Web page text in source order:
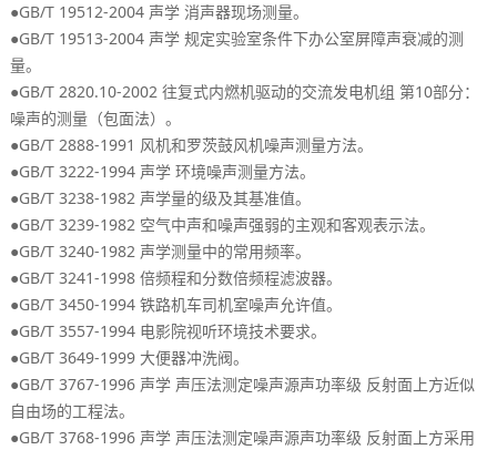
●GB/T 19512-2004 声学 消声器现场测量。
●GB/T 19513-2004 声学 规定实验室条件下办公室屏障声衰减的测
量。
●GB/T 2820.10-2002往复式内燃机驱动的交流发电机组 第10部分：
噪声的测量 （包面法）。
●GB/T 2888-1991 风机和罗茨鼓风机噪声测量方法。
●GB/T 3222-1994 声学 环境噪声测量方法。
●GB/T 3238-1982 声学量的级及其基准值。
●GB/T 3239-1982 空气中声和噪声强弱的主观和客观表示法。
●GB/T 3240-1982 声学测量中的常用频率。
●GB/T 3241-1998倍频程和分数倍频程滤波器。
●GB/T 3450-1994铁路机车司机室噪声允许值。
●GB/T 3557-1994 电影院视听环境技术要求。
●GB/T 3649-1999 大便器冲洗阀。
●GB/T 3767-1996 声学 声压法测定噪声源声功率级 反射面上方近似
自由场的工程法。
●GB/T 3768-1996 声学 声压法测定噪声源声功率级 反射面上方采用